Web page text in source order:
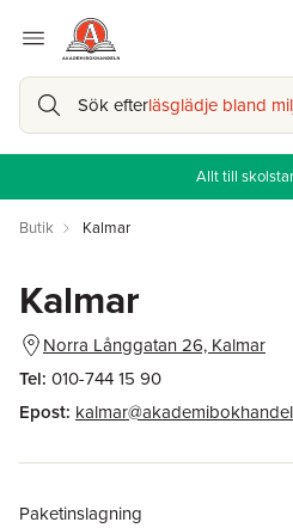
Sök efterläsglädje bland
Allt till
Butik Kalmar
Kalmar
Norra Långgatan 26, Kalmar
Tel: 010-744 15 90
Epost:
Paketinslagning